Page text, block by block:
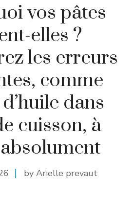
vos pâtes
elles ?
les erreurs
comme
dans
cuisson, à
by Arielle prevaut